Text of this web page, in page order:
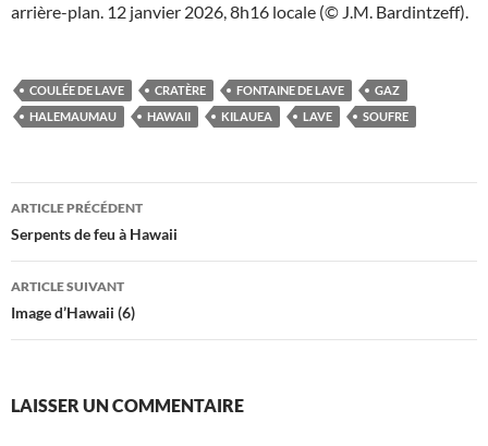
arrière-plan. 12 janvier 2026, 8h16 locale (© J.M. Bardintzeff).
COULÉE DE LAVE CRATÈRE FONTAINE DE LAVE
GAZ
HALEMAUMAU
HAWAII KILAUEA LAVE SOUFRE
Navigation
des
articles
ARTICLE PRÉCÉDENT
Serpents de feu à Hawaii
ARTICLE SUIVANT
Image d’Hawaii (6)
LAISSER UN COMMENTAIRE